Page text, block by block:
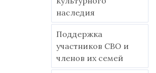
наследия
Поддержка
участников СВО и
членов их семей